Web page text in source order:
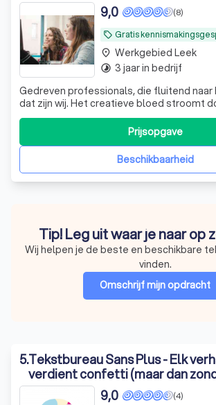
local_offer Gratis
(8)
9,0
Gedreven professionals, die fluitend naar
dat zijn wij. Het creatieve bloed stroomt
aderen. De behoefte van de doelgroep
hoofd. Dit leidt tot unieke en doeltreffende
communicatieoplossingen. Wij gaan voor
partnerschappen, waarin we elkaar écht
Beschikbaarheid
Prijsopgave
place Werkgebied Leek
timelapse 3 jaar in bedrijf
Tip! Leg uit waar je naar op
Wij helpen je de beste en beschikbare
vinden.
Omschrijf mijn opdracht
5.Tekstbureau Sans Plus - Elk
verdient confetti (maar dan
troep)
(4)
9,0